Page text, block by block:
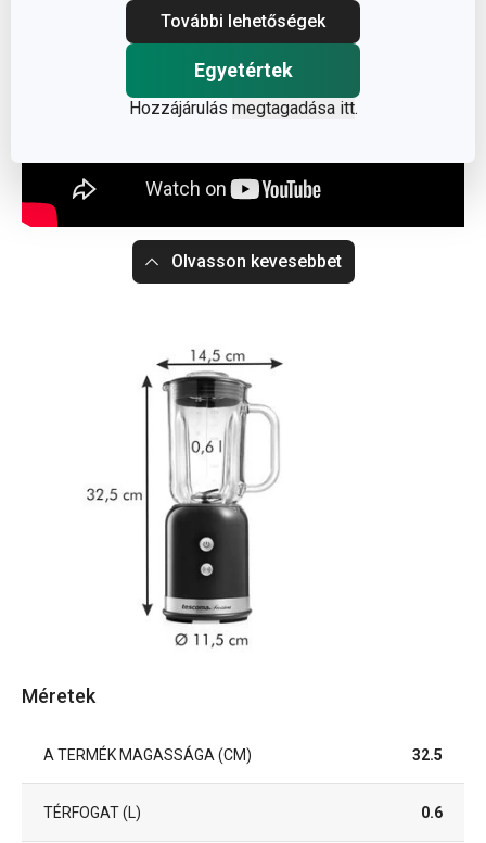
További lehetőségek
Egyetértek
Hozzájárulás megtagadása itt.
Olvasson kevesebbet
Méretek
A TERMÉK MAGASSÁGA (CM) 32.5
TÉRFOGAT (L) 0.6